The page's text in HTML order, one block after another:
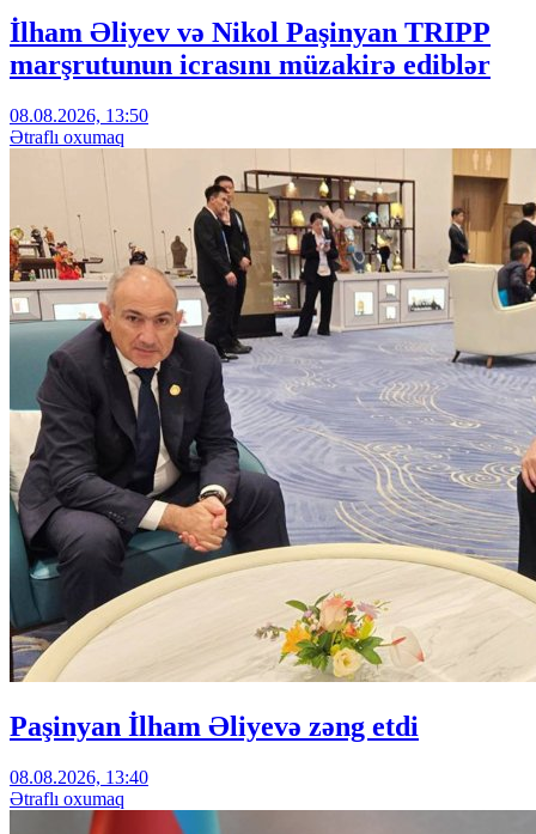
İlham Əliyev və Nikol Paşinyan TRIPP
marşrutunun icrasını müzakirə ediblər
08.08.2026, 13:50
Ətraflı oxumaq
Paşinyan İlham Əliyevə zəng etdi
08.08.2026, 13:40
Ətraflı oxumaq